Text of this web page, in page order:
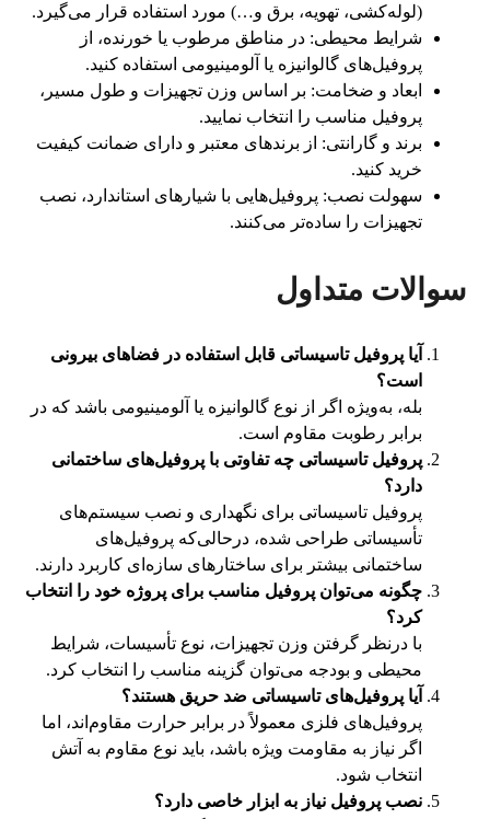
(لوله‌کشی، تهویه، برق و…) مورد استفاده قرار می‌گیرد.
شرایط محیطی: در مناطق مرطوب یا خورنده، از
پروفیل‌های گالوانیزه یا آلومینیومی استفاده کنید.
ابعاد و ضخامت: بر اساس وزن تجهیزات و طول مسیر،
پروفیل مناسب را انتخاب نمایید.
برند و گارانتی: از برندهای معتبر و دارای ضمانت کیفیت
خرید کنید.
سهولت نصب: پروفیل‌هایی با شیارهای استاندارد، نصب
تجهیزات را ساده‌تر می‌کنند.
سوالات متداول
آیا پروفیل تاسیساتی قابل استفاده در فضاهای بیرونی
است؟
بله، به‌ویژه اگر از نوع گالوانیزه یا آلومینیومی باشد که در
برابر رطوبت مقاوم است.
پروفیل تاسیساتی چه تفاوتی با پروفیل‌های ساختمانی
دارد؟
پروفیل تاسیساتی برای نگهداری و نصب سیستم‌های
تأسیساتی طراحی شده، درحالی‌که پروفیل‌های
ساختمانی بیشتر برای ساختارهای سازه‌ای کاربرد دارند.
چگونه می‌توان پروفیل مناسب برای پروژه خود را انتخاب
کرد؟
با درنظر گرفتن وزن تجهیزات، نوع تأسیسات، شرایط
محیطی و بودجه می‌توان گزینه مناسب را انتخاب کرد.
آیا پروفیل‌های تاسیساتی ضد حریق هستند؟
پروفیل‌های فلزی معمولاً در برابر حرارت مقاوم‌اند، اما
اگر نیاز به مقاومت ویژه باشد، باید نوع مقاوم به آتش
انتخاب شود.
نصب پروفیل نیاز به ابزار خاصی دارد؟